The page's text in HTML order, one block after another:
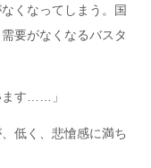
くなってしまう。国
要がなくなるバスタ
ます……」
低く、悲愴感に満ち